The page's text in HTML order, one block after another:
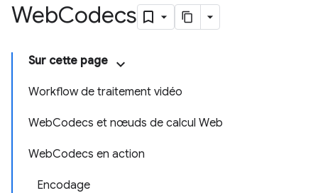
WebCodecs
Sur cette page
Workflow de traitement vidéo
WebCodecs et nœuds de calcul Web
WebCodecs en action
Encodage